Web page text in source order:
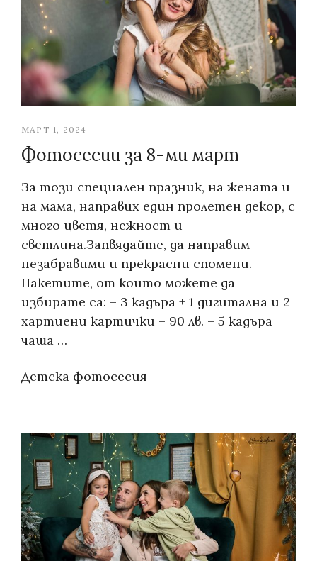
МАРТ 1, 2024
Фотосесии за 8-ми март
За този специален празник, на жената и
на мама, направих един пролетен декор, с
много цветя, нежност и
светлина.Запвядайте, да направим
незабравими и прекрасни спомени.
Пакетите, от които можете да
избирате са: – 3 кадъра + 1 дигитална и 2
хартиени картички – 90 лв. – 5 кадъра +
чаша …
Categories:
Детска фотосесия